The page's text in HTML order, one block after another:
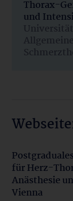
Thorax-
und
für Herz-
Anästhesie
Vienna